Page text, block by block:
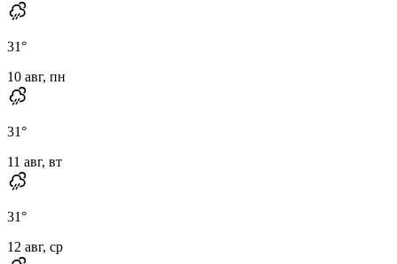
31°
10 авг, пн
31°
11 авг, вт
31°
12 авг, ср